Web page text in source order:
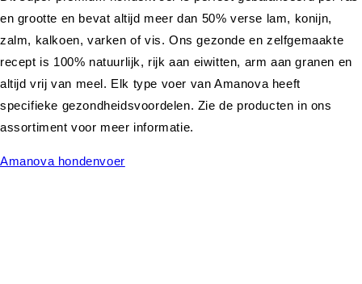
en grootte en bevat altijd meer dan 50% verse lam, konijn,
zalm, kalkoen, varken of vis. Ons gezonde en zelfgemaakte
recept is 100% natuurlijk, rijk aan eiwitten, arm aan granen en
altijd vrij van meel. Elk type voer van Amanova heeft
specifieke gezondheidsvoordelen. Zie de producten in ons
assortiment voor meer informatie.
Amanova hondenvoer